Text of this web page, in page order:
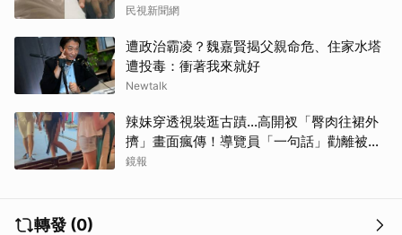
民視新聞網
遭政治霸凌？魏嘉賢揭父親命危、住家水塔
遭投毒：衝著我來就好
Newtalk
辣妹穿透視裝逛古蹟…高開衩「臀肉往裙外
擠」畫面瘋傳！導覽員「一句話」勸離被狂
讚
鏡報
轉發 (0)